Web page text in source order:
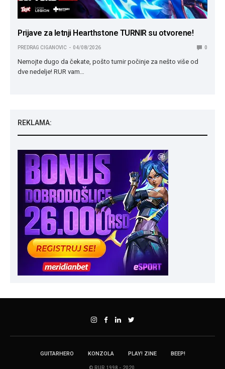
Prijave za letnji Hearthstone TURNIR su otvorene!
PREDRAG CIGANOVIC 04/08/2026 0
Nemojte dugo da čekate, pošto turnir počinje za nešto više od
dve nedelje! RUR vam…
REKLAMA:
GUITARHERO KONZOLA PLAY! ZINE BEEP!
© RUR 1998 - 2020.